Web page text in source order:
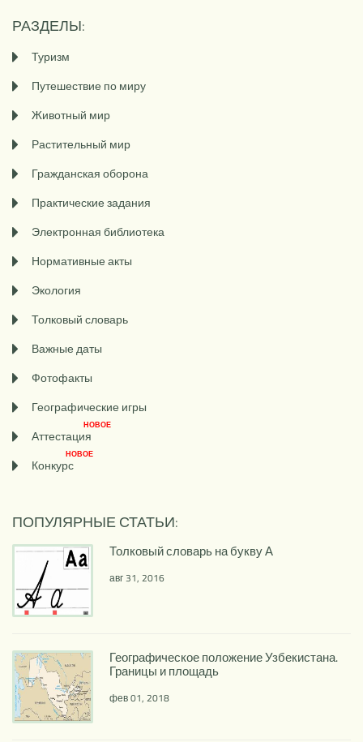
РАЗДЕЛЫ:
Туризм
Путешествие по миру
Животный мир
Растительный мир
Гражданская оборона
Практические задания
Электронная библиотека
Нормативные акты
Экология
Толковый словарь
Важные даты
Фотофакты
Географические игры
Аттестация
НОВОЕ
Конкурс
НОВОЕ
ПОПУЛЯРНЫЕ СТАТЬИ:
Толковый словарь на букву А
авг 31, 2016
Географическое положение Узбекистана.
Границы и площадь
фев 01, 2018